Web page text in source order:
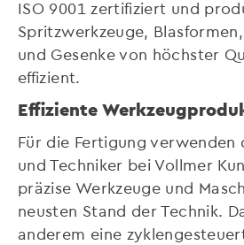
ISO 9001 zertifiziert und
Spritzwerkzeuge,
und Gesenke von höchster
effizient.
Effiziente
Für die Fertigung verwenden
und Techniker bei Vollmer
präzise Werkzeuge und
neusten Stand der Technik.
anderem eine